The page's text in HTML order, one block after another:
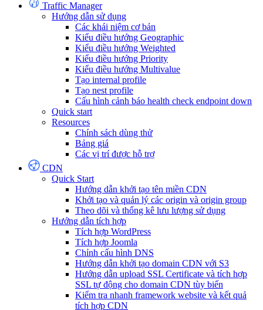
Traffic Manager
Hướng dẫn sử dụng
Các khái niệm cơ bản
Kiểu điều hướng Geographic
Kiểu điều hướng Weighted
Kiểu điều hướng Priority
Kiểu điều hướng Multivalue
Tạo internal profile
Tạo nest profile
Cấu hình cảnh báo health check endpoint down
Quick start
Resources
Chính sách dùng thử
Bảng giá
Các vị trí được hỗ trợ
CDN
Quick Start
Hướng dẫn khởi tạo tên miền CDN
Khởi tạo và quản lý các origin và origin group
Theo dõi và thống kê lưu lượng sử dụng
Hướng dẫn tích hợp
Tích hợp WordPress
Tích hợp Joomla
Chỉnh cấu hình DNS
Hướng dẫn khởi tạo domain CDN với S3
Hướng dẫn upload SSL Certificate và tích hợp
SSL tự động cho domain CDN tùy biến
Kiểm tra nhanh framework website và kết quả
tích hợp CDN